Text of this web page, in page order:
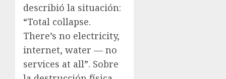
describió la situación:
“Total collapse.
There’s no electricity,
internet, water — no
services at all”. Sobre